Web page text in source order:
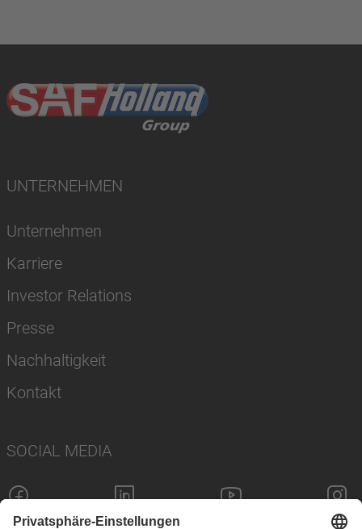
UNTERNEHMEN
Unternehmen
Karriere
Investor Relations
Presse
Nachhaltigkeit
Kontakt
SOCIAL MEDIA